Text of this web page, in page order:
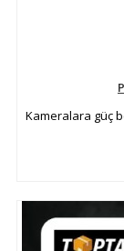
Kameralara güç